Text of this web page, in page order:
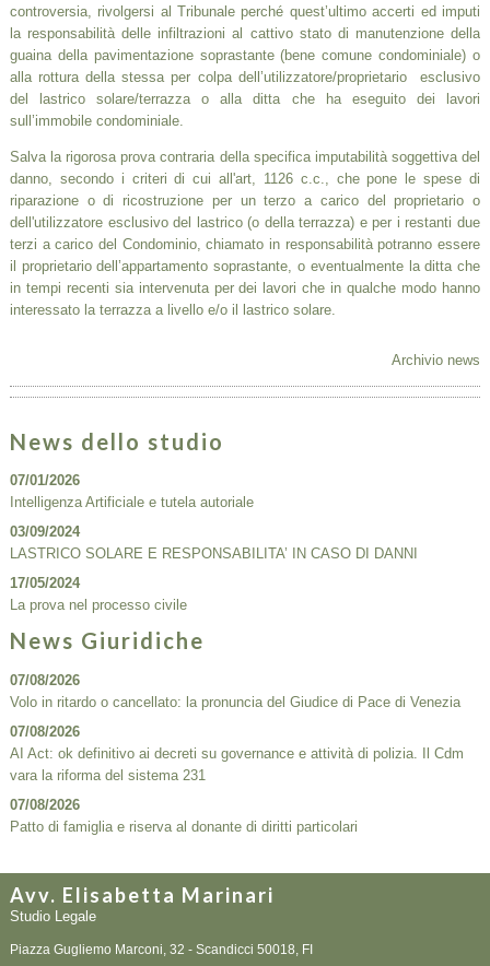
controversia, rivolgersi al Tribunale perché quest’ultimo accerti ed imputi
la responsabilità delle infiltrazioni al cattivo stato di manutenzione della
guaina della pavimentazione soprastante (bene comune condominiale) o
alla rottura della stessa per colpa dell’utilizzatore/proprietario esclusivo
del lastrico solare/terrazza o alla ditta che ha eseguito dei lavori
sull’immobile condominiale.
Salva la rigorosa prova contraria della specifica imputabilità soggettiva del
danno, secondo i criteri di cui all'art, 1126 c.c., che pone le spese di
riparazione o di ricostruzione per un terzo a carico del proprietario o
dell'utilizzatore esclusivo del lastrico (o della terrazza) e per i restanti due
terzi a carico del Condominio, chiamato in responsabilità potranno essere
il proprietario dell’appartamento soprastante, o eventualmente la ditta che
in tempi recenti sia intervenuta per dei lavori che in qualche modo hanno
interessato la terrazza a livello e/o il lastrico solare.
Archivio news
News dello studio
07/01/2026
Intelligenza Artificiale e tutela autoriale
03/09/2024
LASTRICO SOLARE E RESPONSABILITA’ IN CASO DI DANNI
17/05/2024
La prova nel processo civile
News Giuridiche
07/08/2026
Volo in ritardo o cancellato: la pronuncia del Giudice di Pace di Venezia
07/08/2026
AI Act: ok definitivo ai decreti su governance e attività di polizia. Il Cdm
vara la riforma del sistema 231
07/08/2026
Patto di famiglia e riserva al donante di diritti particolari
Avv. Elisabetta Marinari
Studio Legale
Piazza Gugliemo Marconi, 32 - Scandicci 50018 FI